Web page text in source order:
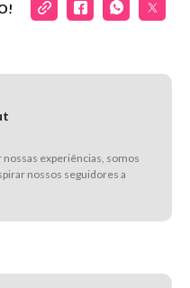
experiências, somos
nossos seguidores a